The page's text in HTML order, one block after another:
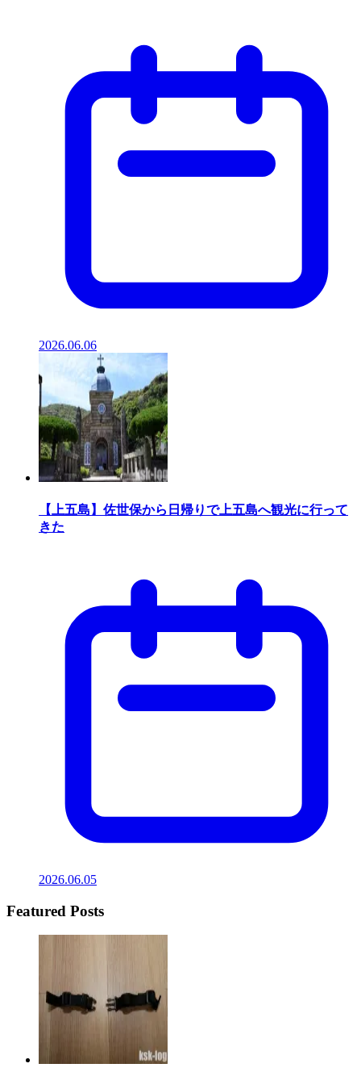
2026.06.06
【上五島】佐世保から日帰りで上五島へ観光に行って
きた
2026.06.05
Featured Posts